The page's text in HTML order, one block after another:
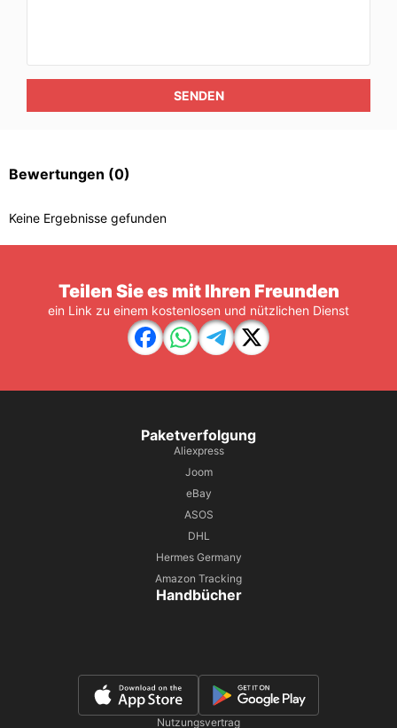
SENDEN
Bewertungen (0)
Keine Ergebnisse gefunden
Teilen Sie es mit Ihren Freunden
ein Link zu einem kostenlosen und nützlichen Dienst
Paketverfolgung
Aliexpress
Joom
eBay
ASOS
DHL
Hermes Germany
Amazon Tracking
Handbücher
Nutzungsvertrag